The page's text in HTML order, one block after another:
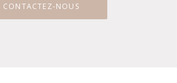
CONTACTEZ-NOUS